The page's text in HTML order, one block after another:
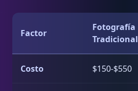
Factor
Fotografía
Tradicional
Costo $150-$550